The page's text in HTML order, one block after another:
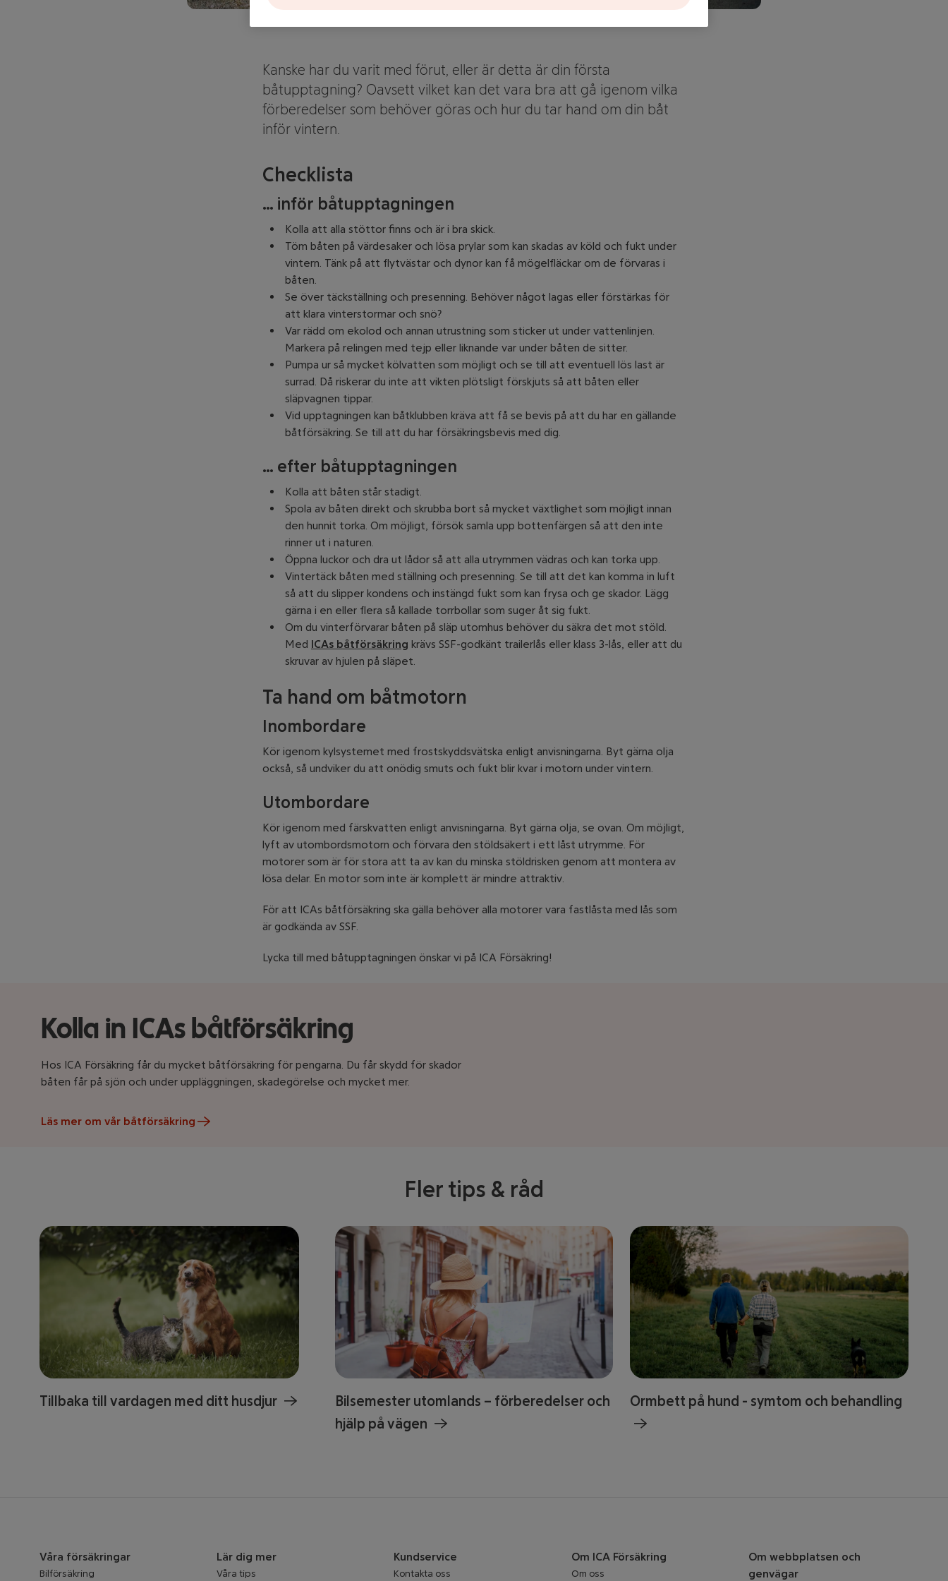
Kanske har du varit med förut, eller är detta är din första
båtupptagning? Oavsett vilket kan det vara bra att gå igenom vilka
förberedelser som behöver göras och hur du tar hand om din båt
inför vintern.
Checklista
… inför båtupptagningen
Kolla att alla stöttor finns och är i bra skick.
Töm båten på värdesaker och lösa prylar som kan skadas av köld och fukt under
vintern. Tänk på att flytvästar och dynor kan få mögelfläckar om de förvaras i
båten.
Se över täckställning och presenning. Behöver något lagas eller förstärkas för
att klara vinterstormar och snö?
Var rädd om ekolod och annan utrustning som sticker ut under vattenlinjen.
Markera på relingen med tejp eller liknande var under båten de sitter.
Pumpa ur så mycket kölvatten som möjligt och se till att eventuell lös last är
surrad. Då riskerar du inte att vikten plötsligt förskjuts så att båten eller
släpvagnen tippar.
Vid upptagningen kan båtklubben kräva att få se bevis på att du har en gällande
båtförsäkring. Se till att du har försäkringsbevis med dig.
… efter båtupptagningen
Kolla att båten står stadigt.
Spola av båten direkt och skrubba bort så mycket växtlighet som möjligt innan
den hunnit torka. Om möjligt, försök samla upp bottenfärgen så att den inte
rinner ut i naturen.
Öppna luckor och dra ut lådor så att alla utrymmen vädras och kan torka upp.
Vintertäck båten med ställning och presenning. Se till att det kan komma in luft
så att du slipper kondens och instängd fukt som kan frysa och ge skador. Lägg
gärna i en eller flera så kallade torrbollar som suger åt sig fukt.
Om du vinterförvarar båten på släp utomhus behöver du säkra det mot stöld.
Med ICAs båtförsäkring krävs SSF-godkänt trailerlås eller klass 3-lås, eller att du
skruvar av hjulen på släpet.
Ta hand om båtmotorn
Inombordare
Kör igenom kylsystemet med frostskyddsvätska enligt anvisningarna. Byt gärna olja
också, så undviker du att onödig smuts och fukt blir kvar i motorn under vintern.
Utombordare
Kör igenom med färskvatten enligt anvisningarna. Byt gärna olja, se ovan. Om möjligt,
lyft av utombordsmotorn och förvara den stöldsäkert i ett låst utrymme. För
motorer som är för stora att ta av kan du minska stöldrisken genom att montera av
lösa delar. En motor som inte är komplett är mindre attraktiv.
För att ICAs båtförsäkring ska gälla behöver alla motorer vara fastlåsta med lås som
är godkända av SSF.
Lycka till med båtupptagningen önskar vi på ICA Försäkring!
Kolla in ICAs båtförsäkring
Hos ICA Försäkring får du mycket båtförsäkring för pengarna. Du får skydd för skador
båten får på sjön och under uppläggningen, skadegörelse och mycket mer.
Läs mer om vår båtförsäkring
Fler tips & råd
Tillbaka till vardagen med ditt husdjur
Bilsemester utomlands – förberedelser och
hjälp på vägen
Ormbett på hund - symtom och behandling
Våra försäkringar
Bilförsäkring
Lär dig mer
Våra tips
Kundservice
Kontakta oss
Om ICA Försäkring
Om oss
Om webbplatsen och
genvägar